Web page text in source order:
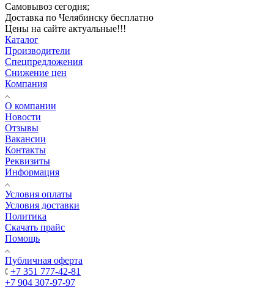
Самовывоз сегодня;
Доставка по Челябинску бесплатно
Цены на сайте актуальные!!!
Каталог
Производители
Спецпредложения
Снижение цен
Компания
О компании
Новости
Отзывы
Вакансии
Контакты
Реквизиты
Информация
Условия оплаты
Условия доставки
Политика
Скачать прайс
Помощь
Публичная оферта
+7 351 777-42-81
+7 904 307-97-97